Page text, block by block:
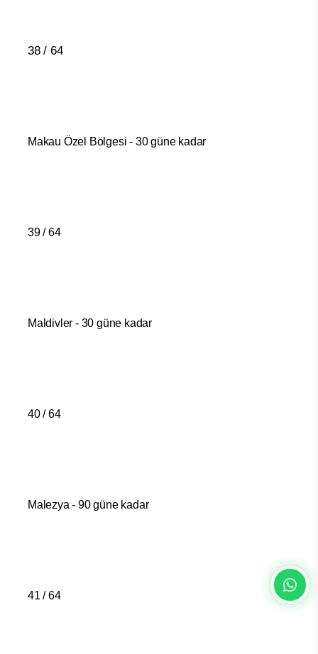
38 / 64
Makau Özel Bölgesi - 30 güne kadar
39 / 64
Maldivler - 30 güne kadar
40 / 64
Malezya - 90 güne kadar
41 / 64